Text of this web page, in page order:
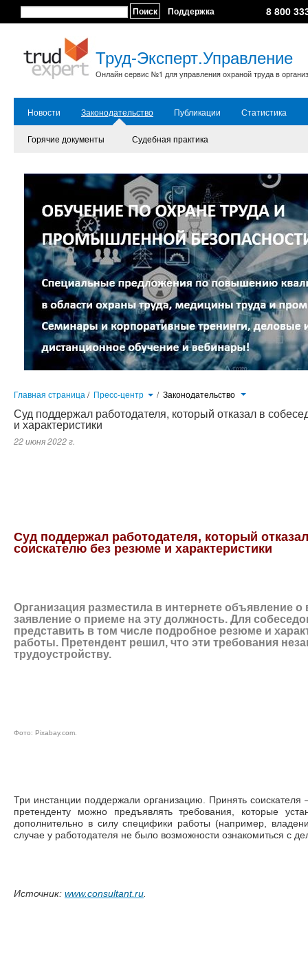
Поиск Поддержка 8 800
Труд-Эксперт.Управление
Онлайн сервис №1 для управления охраной труда в
Новости Законодательство Публикации Статистика
Горячие документы Судебная практика
Главная страница / Пресс-центр / Законодательство
Суд поддержал работодателя, который отказал в
и характеристики
22 июня 2022 г.
Суд поддержал работодателя, который
соискателю без резюме и характеристики
Организация разместила в интернете объявление о
заявление о приеме на эту должность. Для
представить в том числе подробное резюме и
работы. Претендент решил, что эти требования
трудоустройству.
Фото: Pixabay.com.
Три инстанции поддержали организацию. Принять
претенденту можно предъявлять требования, которые
дополнительно в силу специфики работы (например,
случае у работодателя не было возможности ознакомиться с
Источник: www.consultant.ru.